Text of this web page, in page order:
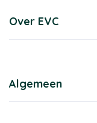
Over EVC
Algemeen